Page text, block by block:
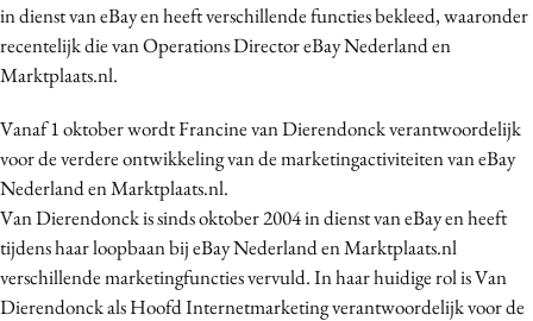
Data & Insights
Design
Digital transformation
Diversiteit
Effectiviteit
Gedragsverandering
Influencer marketing
Interne communicatie
Martech
in dienst van eBay en heeft verschillende functies bekleed, waaronder
recentelijk die van Operations Director eBay Nederland en
Marktplaats.nl.
Vanaf 1 oktober wordt Francine van Dierendonck verantwoordelijk
voor de verdere ontwikkeling van de marketingactiviteiten van eBay
Nederland en Marktplaats.nl.
Van Dierendonck is sinds oktober 2004 in dienst van eBay en heeft
tijdens haar loopbaan bij eBay Nederland en Marktplaats.nl
verschillende marketingfuncties vervuld. In haar huidige rol is Van
Dierendonck als Hoofd Internetmarketing verantwoordelijk voor de